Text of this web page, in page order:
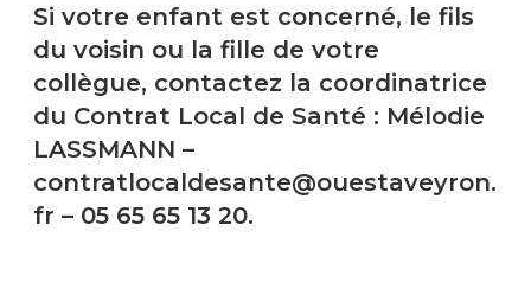
Si votre enfant est concerné, le fils
du voisin ou la fille de votre
collègue, contactez la coordinatrice
du Contrat Local de Santé : Mélodie
LASSMANN –
contratlocaldesante@ouestaveyron.
fr – 05 65 65 13 20.